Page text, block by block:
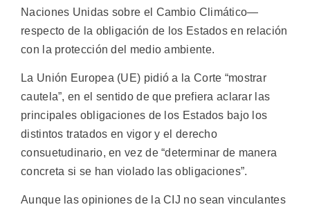
Naciones Unidas sobre el Cambio Climático—
respecto de la obligación de los Estados en relación
con la protección del medio ambiente.
La Unión Europea (UE) pidió a la Corte “mostrar
cautela”, en el sentido de que prefiera aclarar las
principales obligaciones de los Estados bajo los
distintos tratados en vigor y el derecho
consuetudinario, en vez de “determinar de manera
concreta si se han violado las obligaciones”.
Aunque las opiniones de la CIJ no sean vinculantes